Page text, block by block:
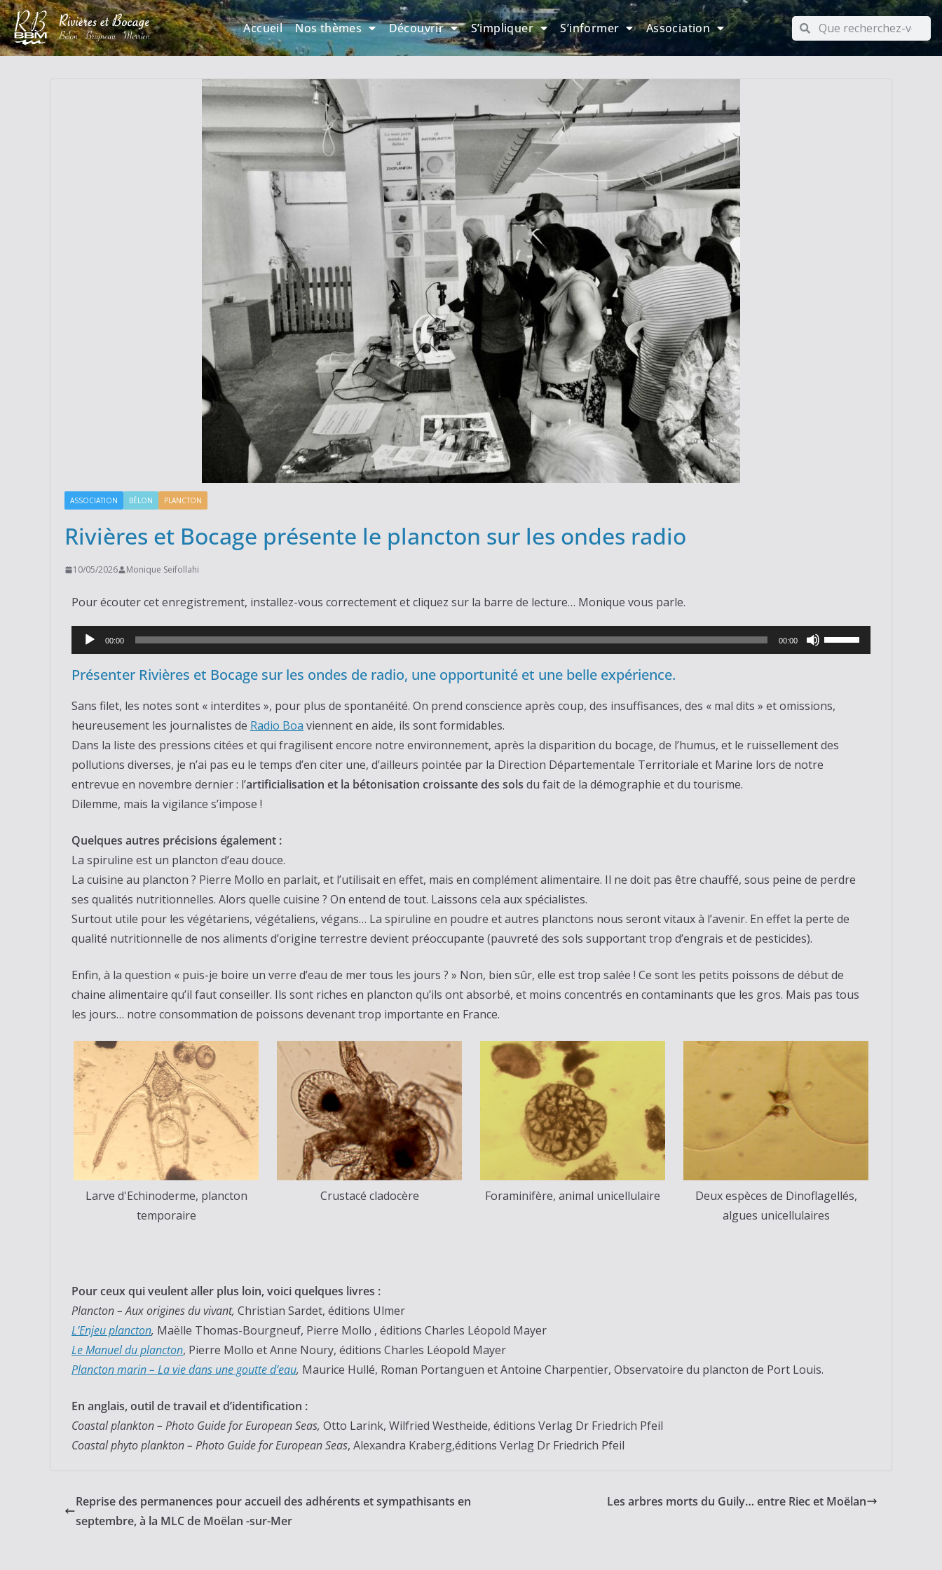
Accueil Nos thèmes Découvrir S’impliquer S’informer Association
ASSOCIATION BÉLON PLANCTON
Rivières et Bocage présente le plancton sur les ondes radio
10/05/2026 Monique Seifollahi
Pour écouter cet enregistrement, installez-vous correctement et cliquez sur la barre de lecture… Monique vous parle.
Lecteur
audio
00:00 00:00
Utilisez
les
pour
ou
Présenter Rivières et Bocage sur les ondes de radio, une opportunité et une belle expérience.
Sans filet, les notes sont « interdites », pour plus de spontanéité. On prend conscience après coup, des insuffisances, des « mal dits » et omissions,
heureusement les journalistes de Radio Boa viennent en aide, ils sont formidables.
Dans la liste des pressions citées et qui fragilisent encore notre environnement, après la disparition du bocage, de l’humus, et le ruissellement des
pollutions diverses, je n’ai pas eu le temps d’en citer une, d’ailleurs pointée par la Direction Départementale Territoriale et Marine lors de notre
entrevue en novembre dernier : l’artificialisation et la bétonisation croissante des sols du fait de la démographie et du tourisme.
Dilemme, mais la vigilance s’impose !
Quelques autres précisions également :
La spiruline est un plancton d’eau douce.
La cuisine au plancton ? Pierre Mollo en parlait, et l’utilisait en effet, mais en complément alimentaire. Il ne doit pas être chauffé, sous peine de perdre
ses qualités nutritionnelles. Alors quelle cuisine ? On entend de tout. Laissons cela aux spécialistes.
Surtout utile pour les végétariens, végétaliens, végans… La spiruline en poudre et autres planctons nous seront vitaux à l’avenir. En effet la perte de
qualité nutritionnelle de nos aliments d’origine terrestre devient préoccupante (pauvreté des sols supportant trop d’engrais et de pesticides).
Enfin, à la question « puis-je boire un verre d’eau de mer tous les jours ? » Non, bien sûr, elle est trop salée ! Ce sont les petits poissons de début de
chaine alimentaire qu’il faut conseiller. Ils sont riches en plancton qu’ils ont absorbé, et moins concentrés en contaminants que les gros. Mais pas tous
les jours… notre consommation de poissons devenant trop importante en France.
Larve d'Echinoderme, plancton
temporaire
Crustacé cladocère Foraminifère, animal unicellulaire
Deux espèces de Dinoflagellés,
algues unicellulaires
Pour ceux qui veulent aller plus loin, voici quelques livres :
Plancton – Aux origines du vivant, Christian Sardet, éditions Ulmer
L’Enjeu plancton, Maëlle Thomas-Bourgneuf, Pierre Mollo , éditions Charles Léopold Mayer
Le Manuel du plancton, Pierre Mollo et Anne Noury, éditions Charles Léopold Mayer
Plancton marin – La vie dans une goutte d’eau, Maurice Hullé, Roman Portanguen et Antoine Charpentier, Observatoire du plancton de Port Louis.
En anglais, outil de travail et d’identification :
Coastal plankton – Photo Guide for European Seas, Otto Larink, Wilfried Westheide, éditions Verlag Dr Friedrich Pfeil
Coastal phyto plankton – Photo Guide for European Seas, Alexandra Kraberg,éditions Verlag Dr Friedrich Pfeil
Reprise des permanences pour accueil des adhérents et sympathisants en
septembre, à la MLC de Moëlan -sur-Mer
Les arbres morts du Guily… entre Riec et Moëlan